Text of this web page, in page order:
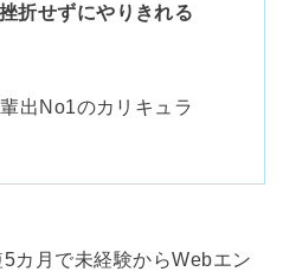
挫折せずにやりきれる
出No1のカリキュラ
カ月で未経験からWebエン